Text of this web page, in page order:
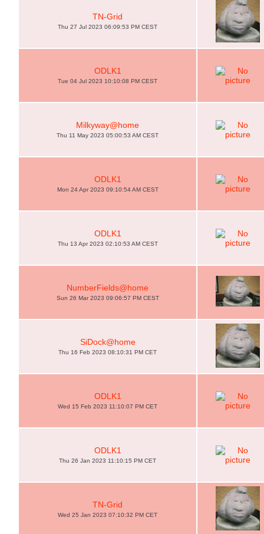
TN-Grid
Thu 27 Jul 2023 06:09:53 PM CEST
ODLK1
Tue 04 Jul 2023 10:10:08 PM CEST
Milkyway@home
Thu 11 May 2023 05:00:53 AM CEST
ODLK1
Mon 24 Apr 2023 09:10:54 AM CEST
ODLK1
Thu 13 Apr 2023 02:10:53 AM CEST
NumberFields@home
Sun 26 Mar 2023 09:06:57 PM CEST
SiDock@home
Thu 16 Feb 2023 08:10:31 PM CET
ODLK1
Wed 15 Feb 2023 11:10:07 PM CET
ODLK1
Thu 26 Jan 2023 11:10:15 PM CET
TN-Grid
Wed 25 Jan 2023 07:10:32 PM CET